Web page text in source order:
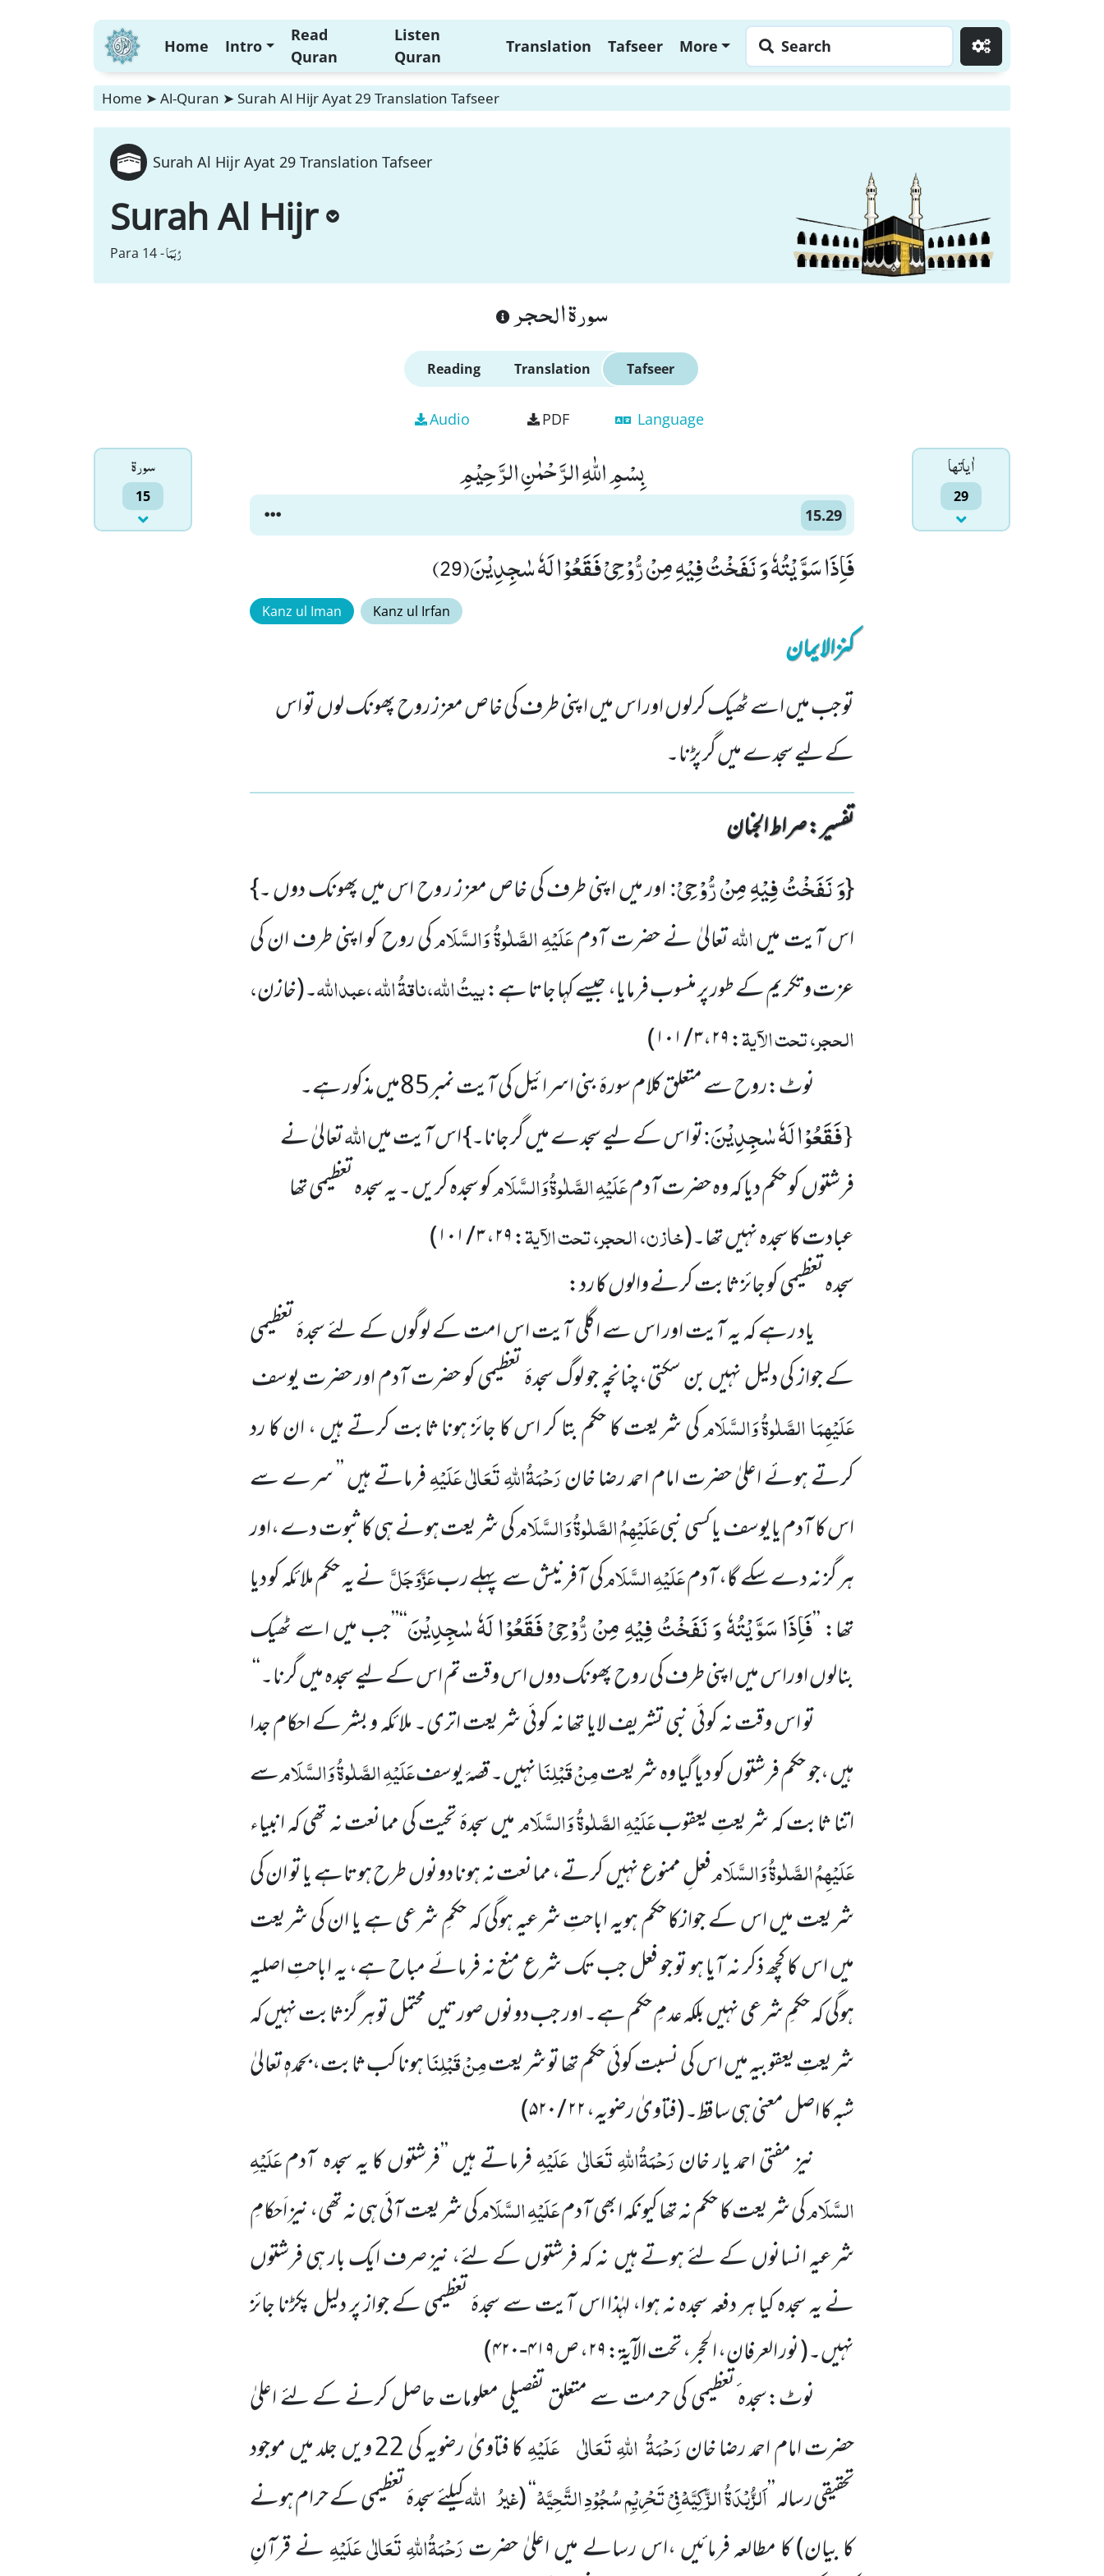
Home Intro
Read
Quran
Listen
Quran
Translation Tafseer More Search
Home ➤ Al-Quran ➤ Surah Al Hijr Ayat 29 Translation Tafseer
Surah Al Hijr Ayat 29 Translation Tafseer
Surah Al Hijr
Para 14 -رُبَمَا
سورة الحجر
Reading Translation Tafseer
Audio PDF Language
سورۃ
15
اٰياتها
29
بِسْمِ اللّٰهِ الرَّحْمٰنِ الرَّحِیْمِ
15.29
فَاِذَا سَوَّیْتُهٗ وَ نَفَخْتُ فِیْهِ مِنْ رُّوْحِیْ فَقَعُوْا لَهٗ سٰجِدِیْنَ(29)
Kanz ul Iman Kanz ul Irfan
کنزالایمان
تو جب میں اسے ٹھیک کرلوں اور اس میں اپنی طرف کی خاص معز ز روح پھونک لوں تو اس
کے لیے سجدے میں گر پڑنا۔
تفسیر : ‎صراط الجنان
{وَ نَفَخْتُ فِیْهِ مِنْ رُّوْحِیْ:اور میں اپنی طرف کی خاص معز ز ر وح اس میں پھونک دوں ۔}
اس آیت میںاللّٰہتعالیٰ نے حضرت آدمعَلَیْہِ الصَّلٰوۃُ وَالسَّلَامکی روح کو اپنی طرف ان کی
عزت و تکریم کے طور پر منسوب فرمایا، جیسے کہا جاتا ہے:بیتُ اللّٰہ،ناقۃُ اللّٰہ ،عبداللّٰہ۔(خازن،
الحجر، تحت الآیۃ:۳،۲۹ / ۱۰۱
)
نوٹ:روح سے متعلق کلام سورۂ بنی اسرائیل کی آیت نمبر85میں مذکور ہے۔
{فَقَعُوْا لَهٗ سٰجِدِیْنَ:تو اس کے لیے سجدے میں گر جانا۔} اس آیت میںاللّٰہتعالیٰ نے
فرشتوں کو حکم دیا کہ وہ حضرت آدمعَلَیْہِ الصَّلٰوۃُ وَالسَّلَامکو سجدہ کریں ۔ یہ سجدہ تعظیمی تھا
عبادت کا سجدہ نہیں تھا۔(خازن، الحجر، تحت الآیۃ:۲۹،۳ / ۱۰۱
)
سجدہ تعظیمی کو جائز ثابت کرنے والوں کا رد:
یاد رہے کہ یہ آیت اور اس سے اگلی آیت اس امت کے لوگوں کے لئے سجدۂ تعظیمی
کے جواز کی دلیل نہیں بن سکتی، چنانچہ جو لوگ سجدۂ تعظیمی کو حضرت آدم اور حضرت یوسف
عَلَیْہِمَا الصَّلٰوۃُ وَالسَّلَامکی شریعت کا حکم بتا کر اس کا جائز ہونا ثابت کرتے ہیں ، ان کا رد
کرتے ہوئے اعلیٰ حضرت امام احمد رضا خانرَحْمَۃُاللّٰہِ تَعَالٰی عَلَیْہِفرماتے ہیں ’’ سرے سے
اس کا آدم یایوسف یا کسی نبیعَلَیْہِمُ الصَّلٰوۃُ وَالسَّلَامکی شریعت ہونے ہی کاثبوت دے ،اور
ہر گز نہ دے سکے گا، آدمعَلَیْہِ السَّلَامکی آفرنیش سے پہلے ربعَزَّوَجَلَّنے یہ حکم ملائکہ کو دیا
تھا:’’فَاِذَا سَوَّیْتُهٗ وَ نَفَخْتُ فِیْهِ مِنْ رُّوْحِیْ فَقَعُوْا لَهٗ سٰجِدِیْنَ‘‘’’جب میں اسے ٹھیک
بنالوں اوراس میں اپنی طرف کی ر وح پھونک دوں اس وقت تم اس کے لیے سجدہ میں گرنا۔‘‘
تو اس وقت نہ کوئی نبی تشریف لایا تھا نہ کوئی شریعت اتری۔ ملائکہ و بشر کے احکام جدا
ہیں ،جو حکم فرشتوں کو دیا گیا وہ شریعتمِنْ قَبْلِنَانہیں۔ قصۂ یوسفعَلَیْہِ الصَّلٰوۃُ وَالسَّلَامسے
اتنا ثابت کہ شریعتِ یعقوبعَلَیْہِ الصَّلٰوۃُ وَالسَّلَاممیں سجدۂ تحیت کی ممانعت نہ تھی کہ انبیاء
عَلَیْہِمُ الصَّلٰوۃُ وَالسَّلَامفعلِ ممنوع نہیں کرتے، ممانعت نہ ہونا دونوں طرح ہوتاہے یا تو ان کی
شریعت میں اس کے جوازکا حکم ہویہ اباحتِ شرعیہ ہوگی کہ حکمِ شرعی ہے یا ان کی شریعت
میں اس کا کچھ ذکر نہ آیا ہو تو جو فعل جب تک شرع منع نہ فرمائے مباح ہے، یہ اباحتِ اصلیہ
ہوگی کہ حکمِ شرعی نہیں بلکہ عدمِ حکم ہے۔ اور جب دونوں صورتیں محتمل تو ہر گز ثابت نہیں کہ
شریعتِ یعقوبیہ میں اس کی نسبت کوئی حکم تھا تو شریعتمِنْ قَبْلِنَاہونا کب ثابت، بحمدہٖ تعالیٰ
شبہ کا اصل معنی ہی ساقط۔(فتاویٰ رضویہ،۲۲ / ۵۲۰
)
نیز مفتی احمد یار خانرَحْمَۃُاللّٰہِ تَعَالٰی عَلَیْہِفرماتے ہیں ’’فرشتوں کا یہ سجدہ آدمعَلَیْہِ
السَّلَامکی شریعت کا حکم نہ تھا کیونکہ ابھیآدمعَلَیْہِ السَّلَامکی شریعت آئی ہی نہ تھی، نیز اَحکامِ
شرعیہ انسانوں کے لئے ہوتے ہیں نہ کہ فرشتوں کے لئے، نیز صرف ایک بار ہی فرشتوں
نے یہ سجدہ کیا ہر دفعہ سجدہ نہ ہوا، لہٰذا اس آیت سے سجدۂ تعظیمی کے جواز پر دلیل پکڑنا جائز
نہیں۔(نور العرفان، الحجر، تحت الآیۃ:۲۹، ص۴۱۹-۴۲۰
)
نوٹ:سجدہ ٔتعظیمی کی حرمت سے متعلق تفصیلی معلومات حاصل کرنے کے لئے اعلیٰ
حضرت امام احمد رضا خانرَحْمَۃُ اللّٰہِ تَعَالٰی عَلَیْہِ
کا فتاویٰ رضویہ کی 22 ویں جلد میں موجود
تحقیقی رسالہ ’’اَلزُّبْدَۃُ الزَّکِیَّہْ فِیْ تَحْرِیْمِ سُجُوْدِ التَّحِیَّہْ‘‘
(غیرُ اللّٰہکیلئے سجدۂ تعظیمی کے حرام ہونے
کا بیان)کا مطالعہ فرمائیں ،اس رسالے میں اعلیٰ حضرترَحْمَۃُاللّٰہِ تَعَالٰی عَلَیْہِنے قرآنِ